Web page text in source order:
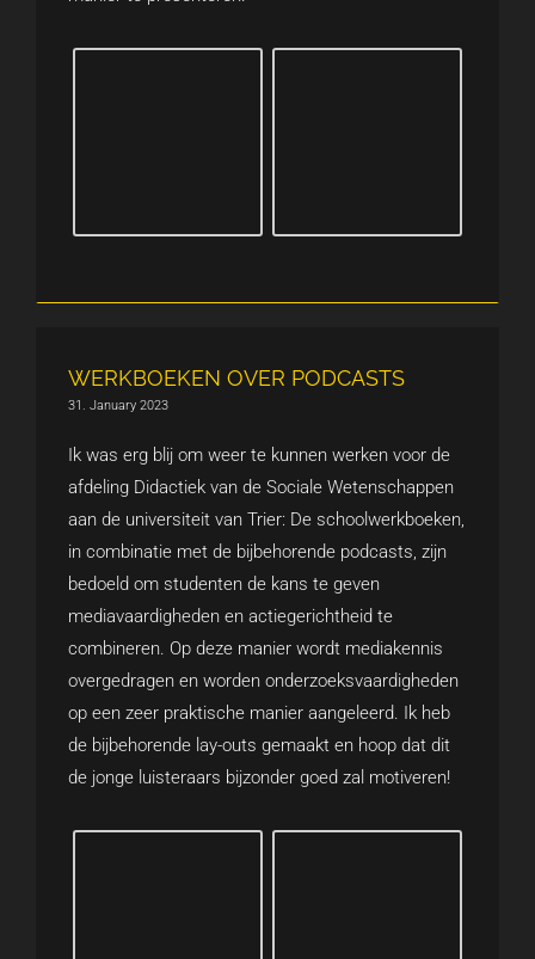
WERKBOEKEN OVER PODCASTS
31. January 2023
Ik was erg blij om weer te kunnen werken voor de
afdeling Didactiek van de Sociale Wetenschappen
aan de universiteit van Trier: De schoolwerkboeken,
in combinatie met de bijbehorende podcasts, zijn
bedoeld om studenten de kans te geven
mediavaardigheden en actiegerichtheid te
combineren. Op deze manier wordt mediakennis
overgedragen en worden onderzoeksvaardigheden
op een zeer praktische manier aangeleerd. Ik heb
de bijbehorende lay-outs gemaakt en hoop dat dit
de jonge luisteraars bijzonder goed zal motiveren!